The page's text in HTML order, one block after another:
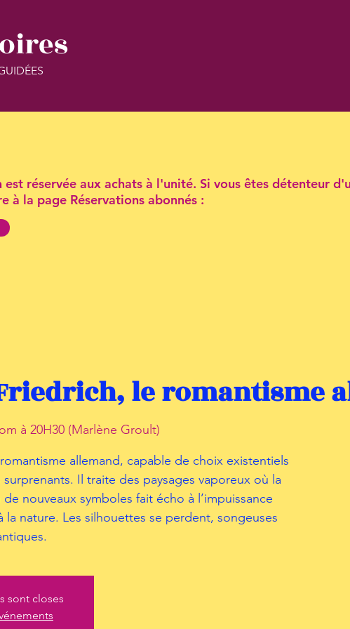
réservée aux achats à l'unité. Si vous êtes détenteur
à la page Réservations abonnés :
le romantisme
à 20H30 (Marlène Groult)
allemand, capable de choix existentiels
Il traite des paysages vaporeux où la
de nouveaux symboles fait écho à l’impuissance
la nature. Les silhouettes se perdent, songeuses
sont closes